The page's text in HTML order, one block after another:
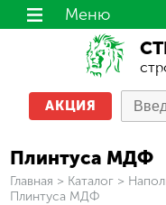
АКЦИЯ
Меню
Плинтуса МДФ
Вы здесь
Главная > Каталог >
Плинтуса МДФ